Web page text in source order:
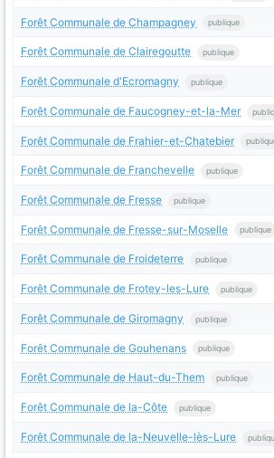
Forêt Communale de Champagney publique
Forêt Communale de Clairegoutte publique
Forêt Communale d'Ecromagny publique
Forêt Communale de Faucogney-et-la-Mer
Forêt Communale de Frahier-et-Chatebier
Forêt Communale de Franchevelle publique
Forêt Communale de Fresse publique
Forêt Communale de Fresse-sur-Moselle publique
Forêt Communale de Froideterre publique
Forêt Communale de Frotey-les-Lure publique
Forêt Communale de Giromagny publique
Forêt Communale de Gouhenans publique
Forêt Communale de Haut-du-Them publique
Forêt Communale de la-Côte publique
Forêt Communale de la-Neuvelle-lès-Lure